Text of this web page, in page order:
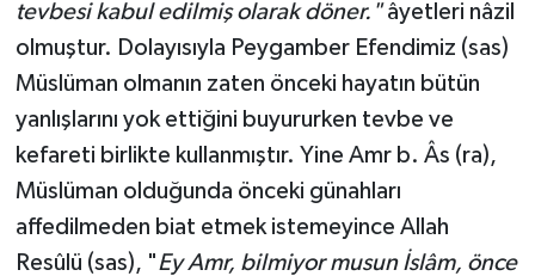
tevbesi kabul edilmiş olarak döner."âyetleri nâzil
olmuştur. Dolayısıyla Peygamber Efendimiz (sas)
Müslüman olmanın zaten önceki hayatın bütün
yanlışlarını yok ettiğini buyururken tevbe ve
kefareti birlikte kullanmıştır. Yine Amr b. Âs (ra),
Müslüman olduğunda önceki günahları
affedilmeden biat etmek istemeyince Allah
Resûlü (sas), "Ey Amr, bilmiyor musun İslâm, önce